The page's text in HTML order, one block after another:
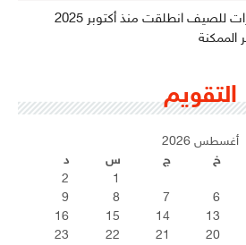
مسؤولة بالستاغ: التحضيرات للصيف انطلقت منذ أكتوبر 2025
الممكنة
التقويم
أغسطس 2026
خ ج س
د
1
2
6
7
8
9
13
14
15
16
20
21
22
23